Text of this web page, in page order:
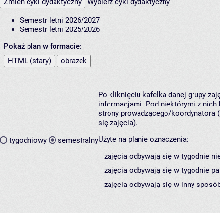
Zmień cykl dydaktyczny Wybierz cykl dydaktyczny
Semestr letni 2026/2027
Semestr letni 2025/2026
Pokaż plan w formacie:
HTML (stary)
obrazek
tygodniowy semestralny
Po kliknięciu kafelka danej grupy
informacjami. Pod niektórymi z nich
strony prowadzącego/koordynatora
się zajęcia).
Użyte na planie oznaczenia:
zajęcia odbywają się w tygodnie
zajęcia odbywają się w tygodnie
zajęcia odbywają się w inny